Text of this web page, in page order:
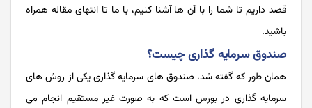
قصد داریم تا شما را با آن ها آشنا کنیم، با ما تا انتهای مقاله همراه
باشید.
صندوق سرمایه گذاری چیست؟
همان طور که گفته شد، صندوق های سرمایه گذاری یکی از روش های
سرمایه گذاری در بورس است که به صورت غیر مستقیم انجام می